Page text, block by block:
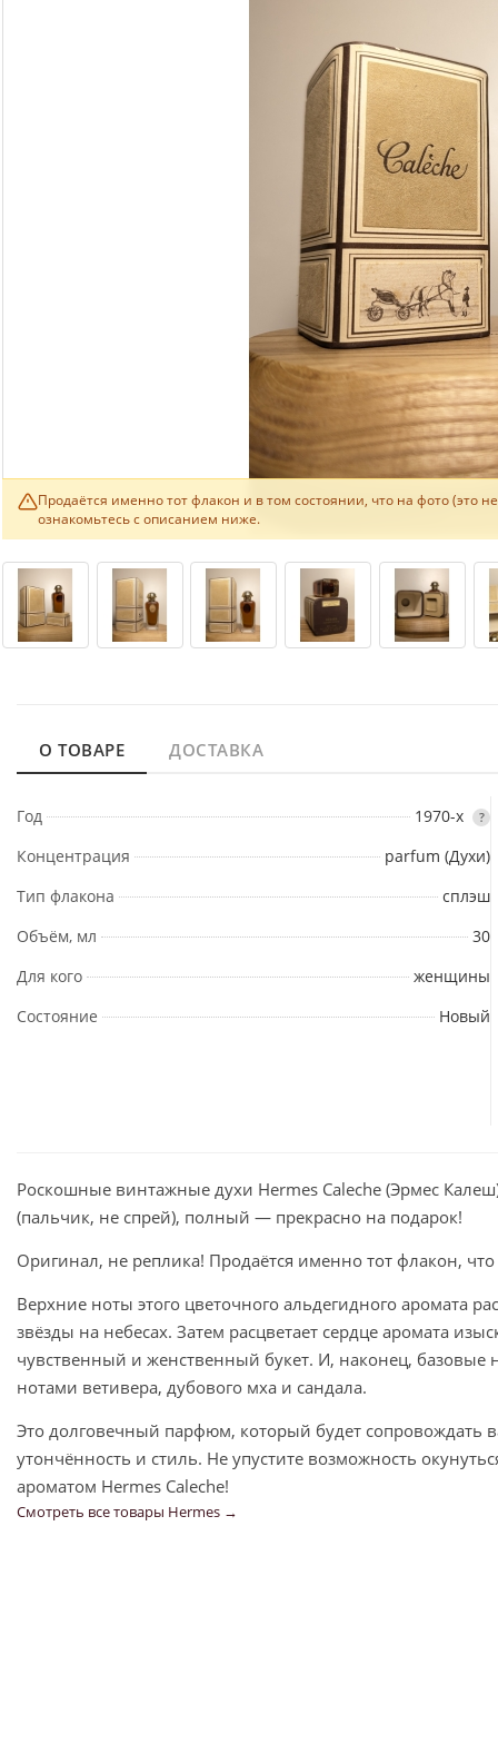
Продаётся именно тот флакон и в том состоянии, что на фото (это
ознакомьтесь с описанием ниже.
О ТОВАРЕ ДОСТАВКА
Год 1970-х ?
Концентрация
parfum (Духи)
Тип флакона
сплэш
Объём, мл
30
Для кого
женщины
Состояние
Новый
Роскошные винтажные духи Hermes Caleche (Эрмес
(пальчик, не спрей), полный — прекрасно на подарок!
Оригинал, не реплика! Продаётся именно тот флакон,
Верхние ноты этого цветочного альдегидного аромата
звёзды на небесах. Затем расцветает сердце аромата
чувственный и женственный букет. И, наконец,
нотами ветивера, дубового мха и сандала.
Это долговечный парфюм, который будет сопровождать
утончённость и стиль. Не упустите возможность
ароматом Hermes Caleche!
Смотреть все товары Hermes →